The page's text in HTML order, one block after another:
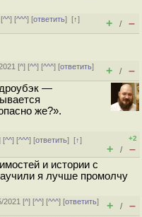
^^] [^^^] [ответить][↑]
+ / –
[^] [^^] [^^^] [ответить]
+ / –
—
же?».
[^^] [^^^] [ответить][↑]
+2
+ / –
и истории с
я лучше промолчу
2021 [^] [^^] [^^^] [ответить]
+ / –